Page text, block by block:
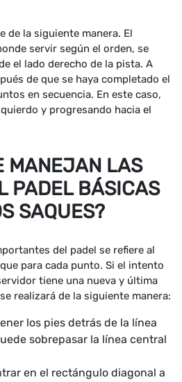
de la siguiente manera. El
servir según el orden, se
el lado derecho de la pista. A
de que se haya completado el
en secuencia. En este caso,
y progresando hacia el
MANEJAN LAS
PADEL BÁSICAS
SAQUES?
del padel se refiere al
para cada punto. Si el intento
tiene una nueva y última
realizará de la siguiente manera:
los pies detrás de la línea
sobrepasar la línea central
en el rectángulo diagonal a